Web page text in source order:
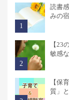
読書
みの
【23
敏感
【保
質」